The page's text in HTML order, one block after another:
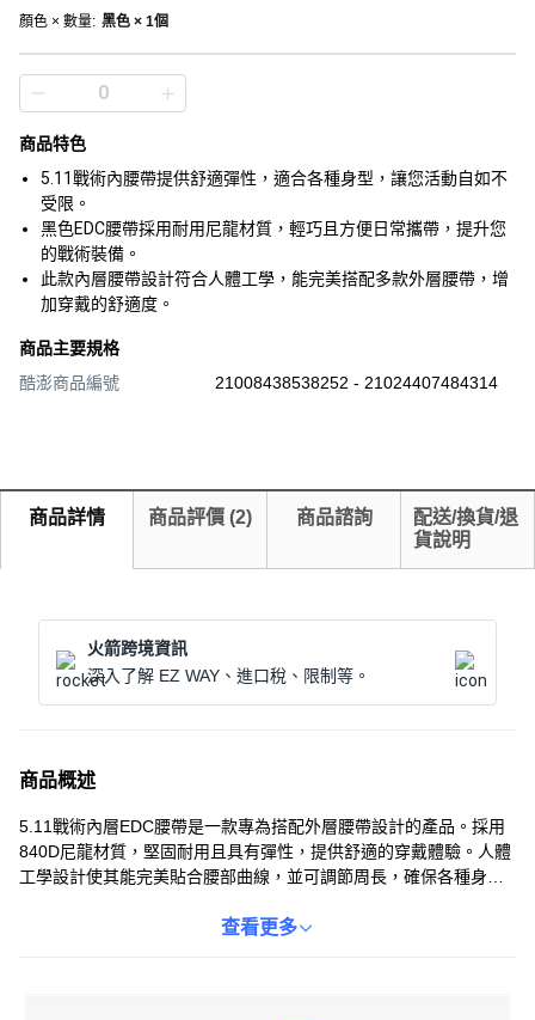
顏色 × 數量: 黑色 × 1個
商品特色
5.11戰術內腰帶提供舒適彈性，適合各種身型，讓您活動自如不
受限。
黑色EDC腰帶採用耐用尼龍材質，輕巧且方便日常攜帶，提升您
的戰術裝備。
此款內層腰帶設計符合人體工學，能完美搭配多款外層腰帶，增
加穿戴的舒適度。
商品主要規格
酷澎商品編號
21008438538252 - 21024407484314
商品詳情 商品評價 (2) 商品諮詢
配送/換貨/退
貨說明
火箭跨境資訊
深入了解 EZ WAY、進口稅、限制等。
商品概述
5.11戰術內層EDC腰帶是一款專為搭配外層腰帶設計的產品。採用
840D尼龍材質，堅固耐用且具有彈性，提供舒適的穿戴體驗。人體
工學設計使其能完美貼合腰部曲線，並可調節周長，確保各種身形
帶，更是您戰術裝備中不可或缺的一部分。無論是搭配5.11
查看更多